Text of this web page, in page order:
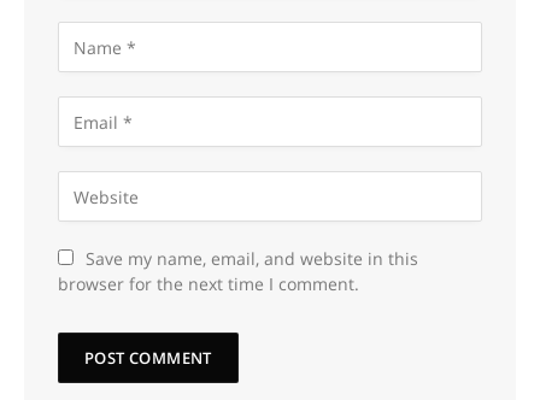
Save my name, email, and website in this
browser for the next time I comment.